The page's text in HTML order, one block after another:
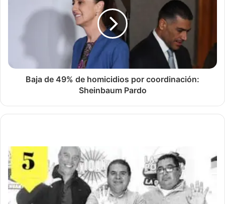
Baja de 49% de homicidios por coordinación:
Sheinbaum Pardo